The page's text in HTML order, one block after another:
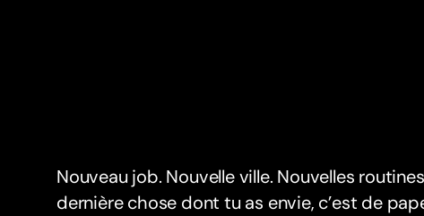
Nouveau job. Nouvelle ville. Nouvelles
dernière chose dont tu as envie, c’est de